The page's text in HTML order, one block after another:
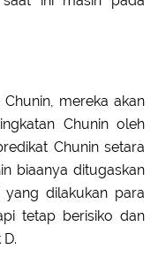
mereka akan
Chunin oleh
Chunin setara
biaanya ditugaskan
dilakukan para
tetap berisiko dan